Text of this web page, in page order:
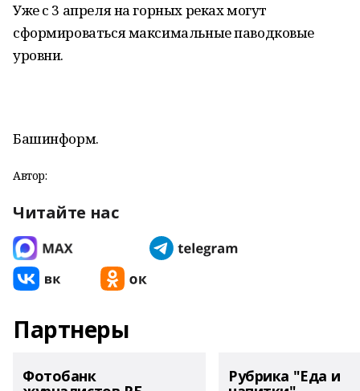
Уже с 3 апреля на горных реках могут
сформироваться максимальные паводковые
уровни.
Башинформ.
Автор:
Читайте нас
Партнеры
Фотобанк Рубрика "Еда и